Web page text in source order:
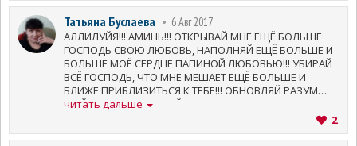
Татьяна Буслаева 6 Авг 2017
АЛЛИЛУЙЯ!!! АМИНЬ!!! ОТКРЫВАЙ МНЕ ЕЩЁ БОЛЬШЕ
ГОСПОДЬ СВОЮ ЛЮБОВЬ, НАПОЛНЯЙ ЕЩЁ БОЛЬШЕ И
БОЛЬШЕ МОЁ СЕРДЦЕ ПАПИНОЙ ЛЮБОВЬЮ!!! УБИРАЙ
ВСЁ ГОСПОДЬ, ЧТО МНЕ МЕШАЕТ ЕЩЁ БОЛЬШЕ И
БЛИЖЕ ПРИБЛИЗИТЬСЯ К ТЕБЕ!!! ОБНОВЛЯЙ РАЗУМ
МОЙ ДЛЯ СЛАВЫ ТВОЕЙ ГОСПОДЬ!!! СПАСИБО ВАМ ЗА
читать дальше
2